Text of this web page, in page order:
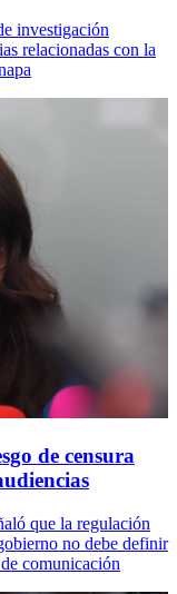
investigación
relacionadas con la
de censura
que la regulación
no debe definir
comunicación